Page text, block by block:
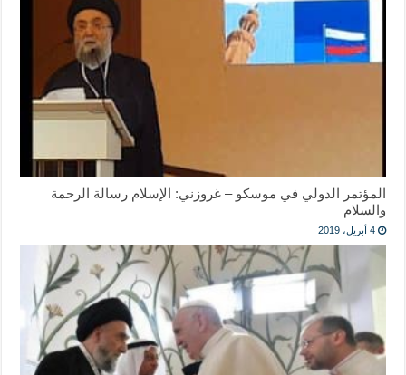
المؤتمر الدولي في موسكو – غروزني: الإسلام رسالة الرحمة
والسلام
4 أبريل، 2019